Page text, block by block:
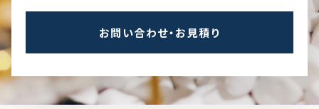
お問い合わせ・お見積り